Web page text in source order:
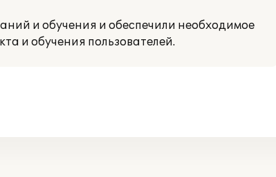
и обучения и обеспечили необходимое
и обучения пользователей.